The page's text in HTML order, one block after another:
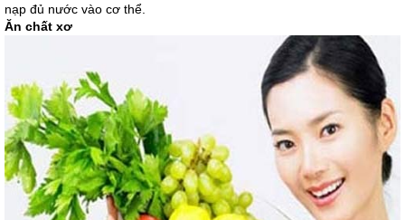
nạp đủ nước vào cơ thể.
Ăn chất xơ